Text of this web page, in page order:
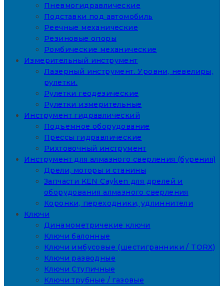
Пневмогидравлические
Подставки под автомобиль
Реечные механические
Резиновые опоры
Ромбические механические
Измерительный инструмент
Лазерный инструмент. Уровни, невелиры,
рулетки.
Рулетки геодезические
Рулетки измерительные
Инструмент гидравлический
Подъемное оборудование
Прессы гидравлические
Рихтовочный инструмент
Инструмент для алмазного сверления (бурения)
Дрели, моторы и станины
Запчасти KEN Cayken для дрелей и
оборудования алмазного сверления
Коронки, переходники, удлиннители
Ключи
Динамометричекие ключи
Ключи балонные
Ключи имбусовые (шестигранники / TORX)
Ключи разводные
Ключи Ступичные
Ключи трубные / газовые